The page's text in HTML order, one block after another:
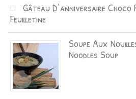
Gâteau D’anniversaire
Feuilletine
Soupe Aux
Noodles Soup